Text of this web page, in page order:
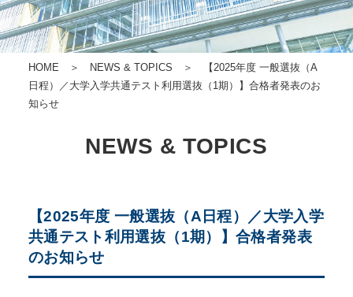
HOME ＞ NEWS & TOPICS ＞ 【2025年度 一般選抜（A
日程）／大学入学共通テスト利用選抜（1期）】合格者発表のお
知らせ
NEWS & TOPICS
【2025年度 一般選抜（A日程）／大学入学
共通テスト利用選抜（1期）】合格者発表
のお知らせ